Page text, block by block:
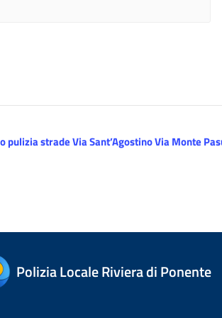
pulizia strade Via Sant’Agostino Via Monte
Polizia Locale Riviera di Ponente